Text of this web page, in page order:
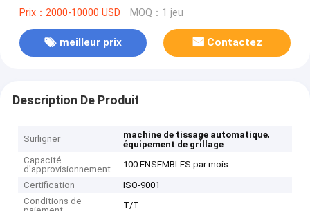
Prix：2000-10000 USD MOQ：1 jeu
meilleur prix Contactez
Description De Produit
Surligner machine de tissage automatique,
équipement de grillage
Capacité
d'approvisionnement
100 ENSEMBLES par mois
Certification
ISO-9001
Conditions de
T/T.